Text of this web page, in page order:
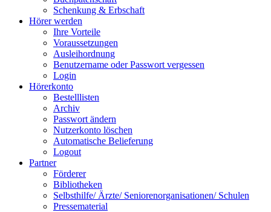
Schenkung & Erbschaft
Hörer werden
Ihre Vorteile
Voraussetzungen
Ausleihordnung
Benutzername oder Passwort vergessen
Login
Hörerkonto
Bestelllisten
Archiv
Passwort ändern
Nutzerkonto löschen
Automatische Belieferung
Logout
Partner
Förderer
Bibliotheken
Selbsthilfe/ Ärzte/ Seniorenorganisationen/ Schulen
Pressematerial